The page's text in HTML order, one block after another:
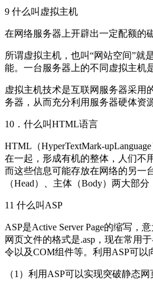
9 什么叫虚拟主机
在网络服务器上开辟出一定配额的
所谓虚拟主机，也叫“网站空间”就
能。一台服务器上的不同虚拟主机
虚拟主机技术是互联网服务器采用
务器，从而充分利用服务器硬体资
10．什么叫HTML语言
HTML（HyperTextMark-
在一起，形成有机的整体，人们不
而这些信息可能存放在网络的另一
（Head）、主体（Body）两大部
11 什么叫ASP
ASP是Active Server Page的缩写
网页文件的格式是.asp，现在常用
令以及COM组件等。利用ASP可
（1）利用ASP可以实现突破静态